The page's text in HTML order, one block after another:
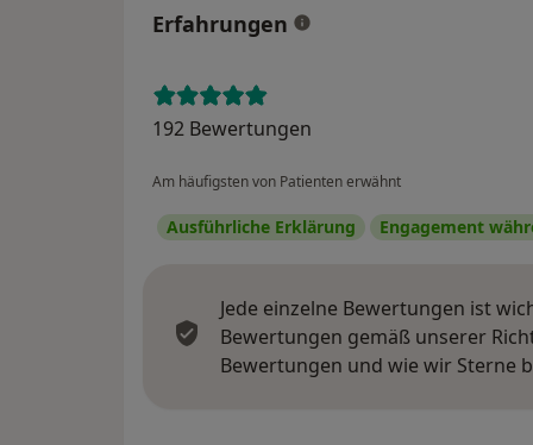
Erfahrungen
192 Bewertungen
Am häufigsten von Patienten erwähnt
Ausführliche Erklärung Engagement
Jede einzelne Bewertungen ist
Bewertungen gemäß unserer
Bewertungen und wie wir Sterne